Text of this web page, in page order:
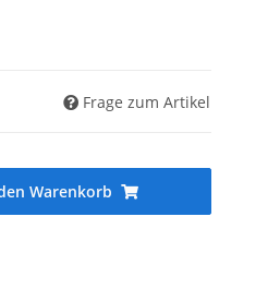
Frage zum Artikel
Warenkorb